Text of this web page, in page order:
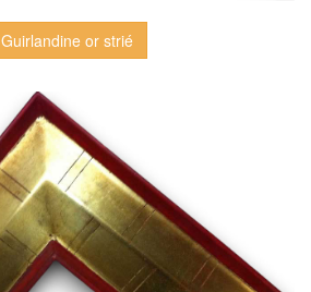
Guirlandine or strié